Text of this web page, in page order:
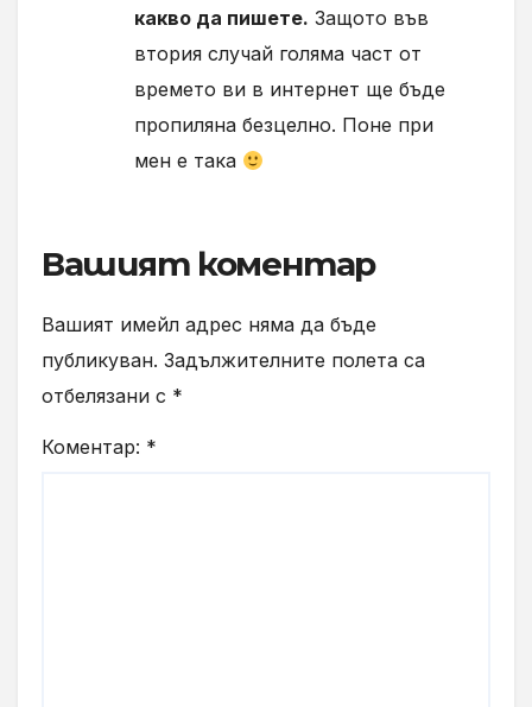
какво да пишете. Защото във
втория случай голяма част от
времето ви в интернет ще бъде
пропиляна безцелно. Поне при
мен е така
Вашият коментар
Вашият имейл адрес няма да бъде
публикуван. Задължителните полета са
отбелязани с *
Коментар: *